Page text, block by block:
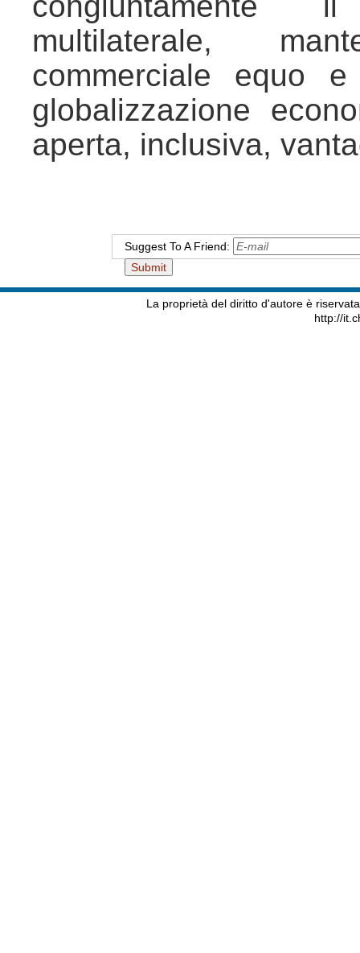
multilaterale,
commerciale equo
globalizzazione
aperta, inclusiva,
Suggest To A Friend:
La proprietà del diritto d'autore è
http://